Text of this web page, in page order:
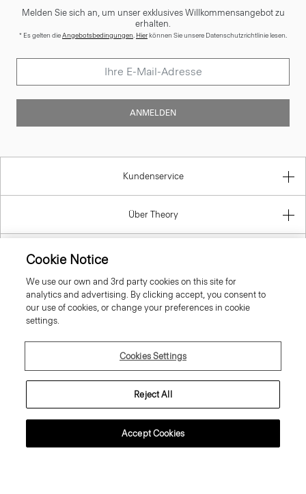
Melden Sie sich an, um unser exklusives Willkommensangebot zu
erhalten.
* Es gelten dieAngebotsbedingungen. Hierkönnen Sie unsere Datenschutzrichtlinie lesen.
ANMELDEN
Kundenservice
Über Theory
Gesetzlich
Germany
© 2026 Theory
Cookie Notice
We use our own and 3rd party cookies on this site for
analytics and advertising. By clicking accept, you consent to
our use of cookies, or change your preferences in cookie
settings.
Cookies Settings
Reject All
Accept Cookies